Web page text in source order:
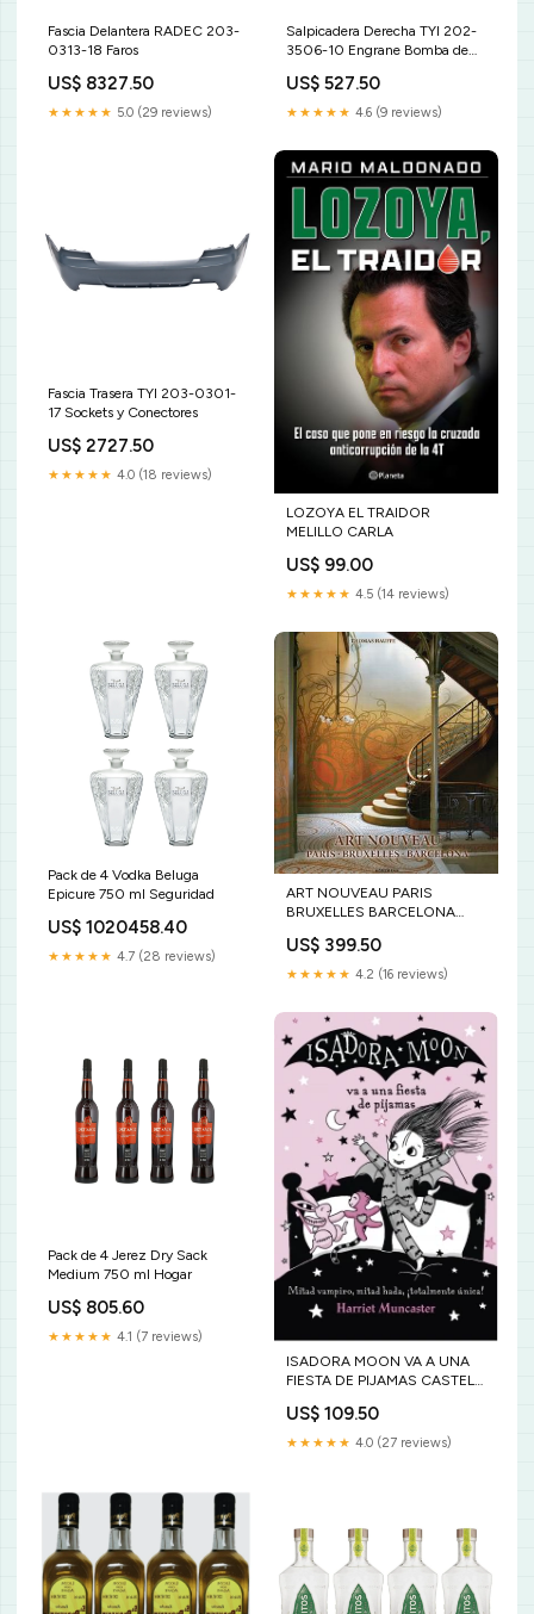
Fascia Delantera RADEC 203-
0313-18 Faros
US$ 8327.50
★★★★★ 5.0 (29 reviews)
Salpicadera Derecha TYI 202-
3506-10 Engrane Bomba de
US$ 527.50
★★★★★ 4.6 (9 reviews)
Fascia Trasera TYI 203-0301-
17 Sockets y Conectores
US$ 2727.50
★★★★★ 4.0 (18 reviews)
LOZOYA EL TRAIDOR
MELILLO CARLA
US$ 99.00
★★★★★ 4.5 (14 reviews)
Pack de 4 Vodka Beluga
Epicure 750 ml Seguridad
US$ 1020458.40
★★★★★ 4.7 (28 reviews)
ART NOUVEAU PARIS
BRUXELLES BARCELONA
US$ 399.50
★★★★★ 4.2 (16 reviews)
Pack de 4 Jerez Dry Sack
Medium 750 ml Hogar
US$ 805.60
★★★★★ 4.1 (7 reviews)
ISADORA MOON VA A UNA
FIESTA DE PIJAMAS CASTELO
US$ 109.50
★★★★★ 4.0 (27 reviews)